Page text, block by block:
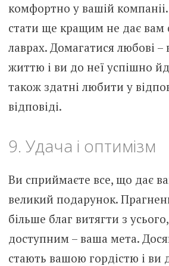
комфортно у вашій
стати ще кращим не дає вам
лаврах. Домагатися любові
життю і ви до неї успішно
також здатні любити у
відповіді.
9. Удача і оптимізм
Ви сприймаєте все, що дає
великий подарунок.
більше благ витягти з
доступним – ваша мета.
стають вашою гордістю і ви